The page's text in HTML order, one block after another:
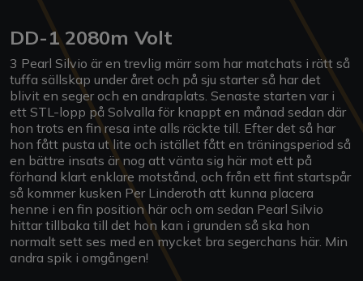
DD-1 2080m Volt
3 Pearl Silvio är en trevlig märr som har matchats i rätt så
tuffa sällskap under året och på sju starter så har det
blivit en seger och en andraplats. Senaste starten var i
ett STL-lopp på Solvalla för knappt en månad sedan där
hon trots en fin resa inte alls räckte till. Efter det så har
hon fått pusta ut lite och istället fått en träningsperiod så
en bättre insats är nog att vänta sig här mot ett på
förhand klart enklare motstånd, och från ett fint startspår
så kommer kusken Per Linderoth att kunna placera
henne i en fin position här och om sedan Pearl Silvio
hittar tillbaka till det hon kan i grunden så ska hon
normalt sett ses med en mycket bra segerchans här. Min
andra spik i omgången!